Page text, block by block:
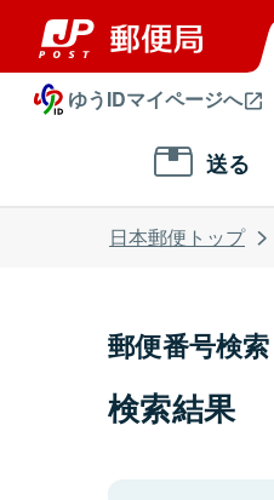
ゆうIDマイページへ
送る
日本郵便トップ
郵便番号検索
検索結果